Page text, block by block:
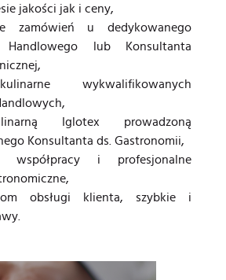
jakości jak i ceny,
zamówień u dedykowanego
Handlowego lub Konsultanta
wykwalifikowanych
Iglotex prowadzoną
Konsultanta ds. Gastronomii,
współpracy i profesjonalne
obsługi klienta, szybkie i